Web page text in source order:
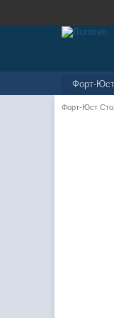
Форт-
Форт-Юст